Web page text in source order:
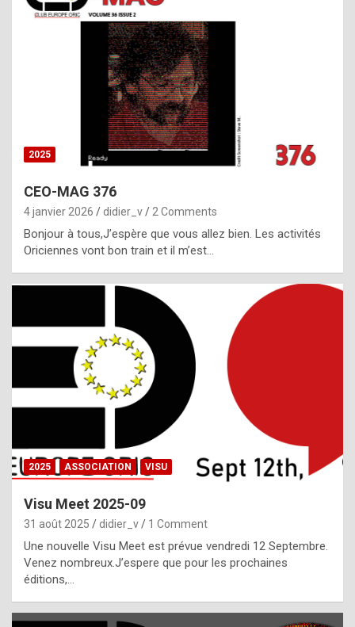
h
i
s
t
o
r
p
e
c
i
l
,
g
h
t
f
2025
CEO-MAG 376
4 janvier 2026 didier_v 2 Comments
Bonjour à tous,J’espère que vous allez bien. Les activités
Oriciennes vont bon train et il m’est…
2025 ASSOCIATION VISU
Visu Meet 2025-09
31 août 2025 didier_v 1 Comment
Une nouvelle Visu Meet est prévue vendredi 12 Septembre.
Venez nombreux.J’espere que pour les prochaines
éditions,…